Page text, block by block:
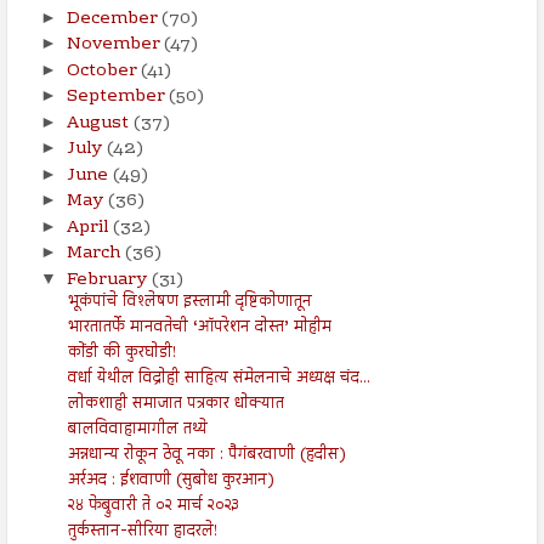
► December(70)
► November(47)
► October(41)
► September(50)
► August(37)
► July(42)
► June (49)
► May(36)
► April(32)
► March(36)
▼ February(31)
भूकंपांचे विश्लेषण इस्लामी दृष्टिकोणातून
भारतातर्फे मानवतेची ‘ऑपरेशन दोस्त’ मोहीम
कोंडी की कुरघोडी!
वर्धा येथील विद्रोही साहित्य संमेलनाचे अध्यक्ष चंद...
लोकशाही समाजात पत्रकार धोक्यात
बालविवाहामागील तथ्ये
अन्नधान्य रोकून ठेवू नका : पैगंबरवाणी (हदीस)
अर्रअद : ईशवाणी (सुबोध कुरआन)
२४ फेब्रुवारी ते ०२ मार्च २०२३
तुर्कस्तान-सीरिया हादरले!